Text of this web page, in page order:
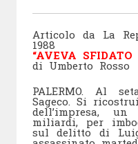
Articolo da La
1988
“AVEVA SFIDATO
di Umberto Rosso
PALERMO. Al
Sageco. Si
dell’impresa,
miliardi, per
sul delitto di